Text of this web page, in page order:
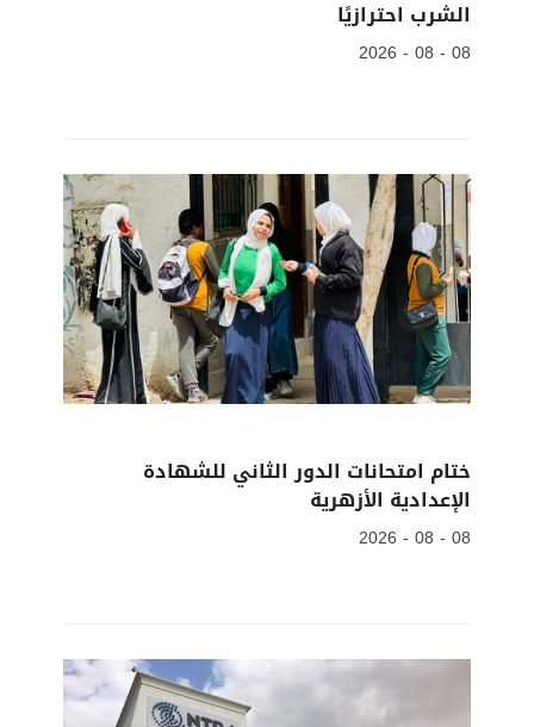
الشرب احترازيًا
08 - 08 - 2026
ختام امتحانات الدور الثاني للشهادة
الإعدادية الأزهرية
08 - 08 - 2026